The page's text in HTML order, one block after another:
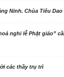
Ninh. Chùa Tiêu
nghi lễ Phật giáo”
các thầy trụ trì